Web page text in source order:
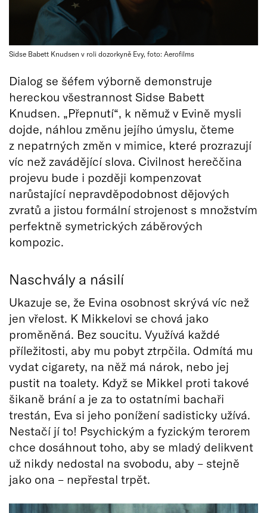
Sidse Babett Knudsen v roli dozorkyně Evy, foto: Aerofilms
Dialog se šéfem výborně demonstruje
hereckou všestrannost Sidse Babett
Knudsen. „Přepnutí“, k němuž v Evině mysli
dojde, náhlou změnu jejího úmyslu, čteme
z nepatrných změn v mimice, které prozrazují
víc než zavádějící slova. Civilnost hereččina
projevu bude i později kompenzovat
narůstající nepravděpodobnost dějových
zvratů a jistou formální strojenost s množstvím
perfektně symetrických záběrových
kompozic.
Naschvály a násilí
Ukazuje se, že Evina osobnost skrývá víc než
jen vřelost. K Mikkelovi se chová jako
proměněná. Bez soucitu. Využívá každé
příležitosti, aby mu pobyt ztrpčila. Odmítá mu
vydat cigarety, na něž má nárok, nebo jej
pustit na toalety. Když se Mikkel proti takové
šikaně brání a je za to ostatními bachaři
trestán, Eva si jeho ponížení sadisticky užívá.
Nestačí jí to! Psychickým a fyzickým terorem
chce dosáhnout toho, aby se mladý delikvent
už nikdy nedostal na svobodu, aby – stejně
jako ona – nepřestal trpět.